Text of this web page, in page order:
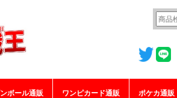
ンボール通販 ワンピカード通販 ポケカ通販